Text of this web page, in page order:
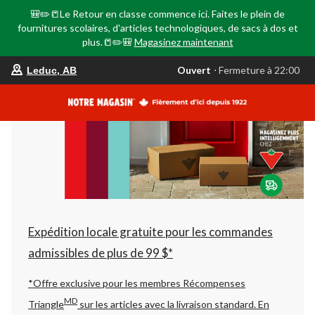
🎒✏️📒Le Retour en classe commence ici. Faites le plein de
fournitures scolaires, d'articles technologiques, de sacs à dos et
plus.📒✏️🎒 Magasinez maintenant
votre
est
AB,
Ouvert,
Fermeture
à
22:00
changer
Leduc, AB Ouvert ⋅ Fermeture à 22:00
Expédition locale gratuite pour les commandes
admissibles de plus de 99 $*
*Offre exclusive pour les membres Récompenses
TriangleMD sur les articles avec la livraison standard.En